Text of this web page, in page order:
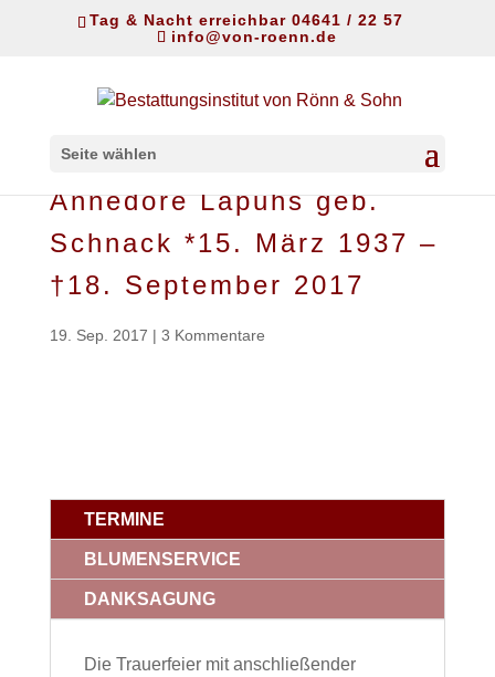
Tag & Nacht erreichbar 04641 / 22 57
info@von-roenn.de
Seite wählen
Annedore Lapuhs geb.
Schnack *15. März 1937 –
†18. September 2017
19. Sep. 2017 | 3 Kommentare
TERMINE
BLUMENSERVICE
DANKSAGUNG
Die Trauerfeier mit anschließender